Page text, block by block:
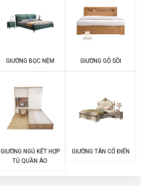
GIƯỜNG BỌC NỆM GIƯỜNG GỖ SỒI
GIƯỜNG NGỦ KẾT HỢP
TỦ QUẦN ÁO
GIƯỜNG TÂN CỔ ĐIỂN